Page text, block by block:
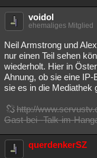
voidol
ehemaliges Mitglied
Neil Armstrong und
nur einen Teil sehen
wiederholt. Hier in
Ahnung, ob sie eine
sie es in die Mediathek
http://
Gast-bei--Talk-im-
querdenkerSZ